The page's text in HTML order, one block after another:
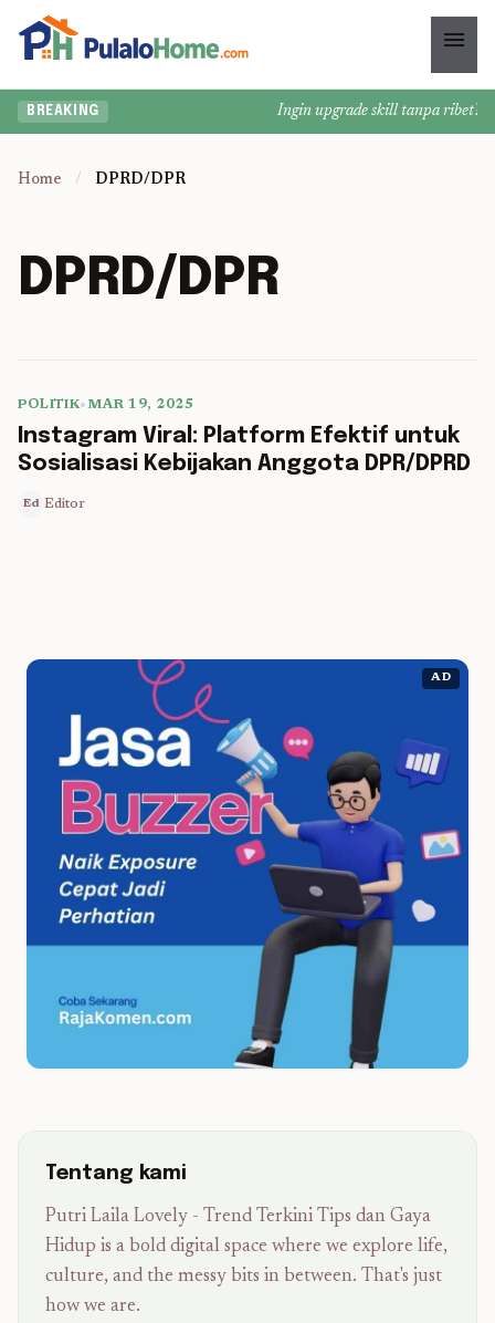
menu
BREAKING Ingin upgrade skill tanpa ribet?
Home / DPRD/DPR
DPRD/DPR
5 min read
POLITIK•MAR 19, 2025
Instagram Viral: Platform Efektif untuk
Sosialisasi Kebijakan Anggota DPR/DPRD
Ed Editor
AD
Tentang kami
Putri Laila Lovely - Trend Terkini Tips dan Gaya
Hidup is a bold digital space where we explore life,
culture, and the messy bits in between. That's just
how we are.